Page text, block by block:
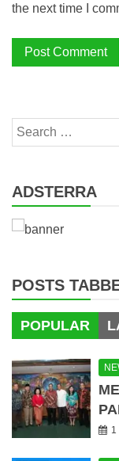
the next time I
Search
for:
ADSTERRA
POSTS
POPULAR
1